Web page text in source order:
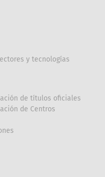
y tecnologías
de títulos oficiales
de Centros